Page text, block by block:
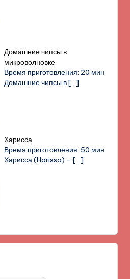
Домашние чипсы в
микроволновке
Время приготовления: 20 мин
Домашние чипсы в[…]
Харисса
Время приготовления: 50 мин
Харисса (Harissa) –[…]